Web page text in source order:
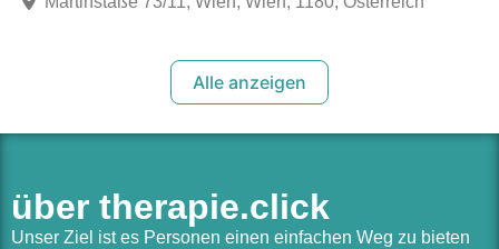
Alle anzeigen
über therapie.click
Unser Ziel ist es Personen einen einfachen Weg zu bieten